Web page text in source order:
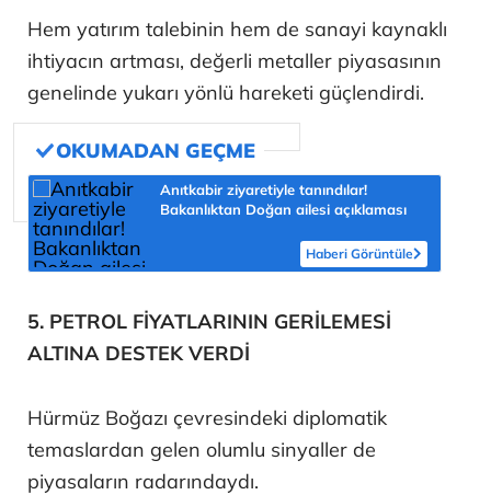
Hem yatırım talebinin hem de sanayi kaynaklı
ihtiyacın artması, değerli metaller piyasasının
genelinde yukarı yönlü hareketi güçlendirdi.
Anıtkabir ziyaretiyle tanındılar!
Bakanlıktan Doğan ailesi açıklaması
Haberi Görüntüle
5. PETROL FİYATLARININ GERİLEMESİ
ALTINA DESTEK VERDİ
Hürmüz Boğazı çevresindeki diplomatik
temaslardan gelen olumlu sinyaller de
piyasaların radarındaydı.